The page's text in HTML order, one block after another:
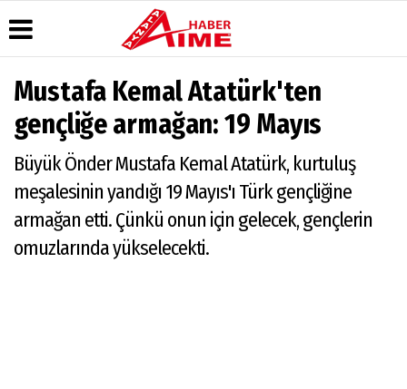
Üye Paneli
Haber
Arşivi
Arşivi
Günün
Haberleri
Durumu
Gazete
Manşetleri
Anketler
Biyografiler
Köşe
Yazarları
Galeri
Foto
Galeri
TV
Moovit
Alanya-
Gazipaşa
& Antalya
Canlı Uçak
Mustafa Kemal Atatürk'ten
gençliğe armağan: 19 Mayıs
Büyük Önder Mustafa Kemal Atatürk, kurtuluş
meşalesinin yandığı 19 Mayıs'ı Türk gençliğine
armağan etti. Çünkü onun için gelecek, gençlerin
omuzlarında yükselecekti.